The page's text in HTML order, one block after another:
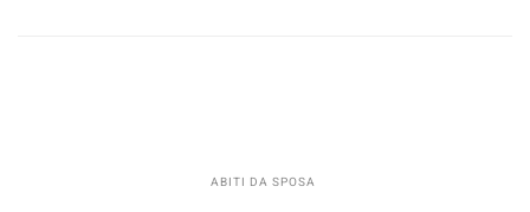
ABITI DA SPOSA